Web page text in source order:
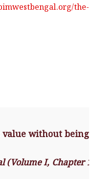
the-
I,